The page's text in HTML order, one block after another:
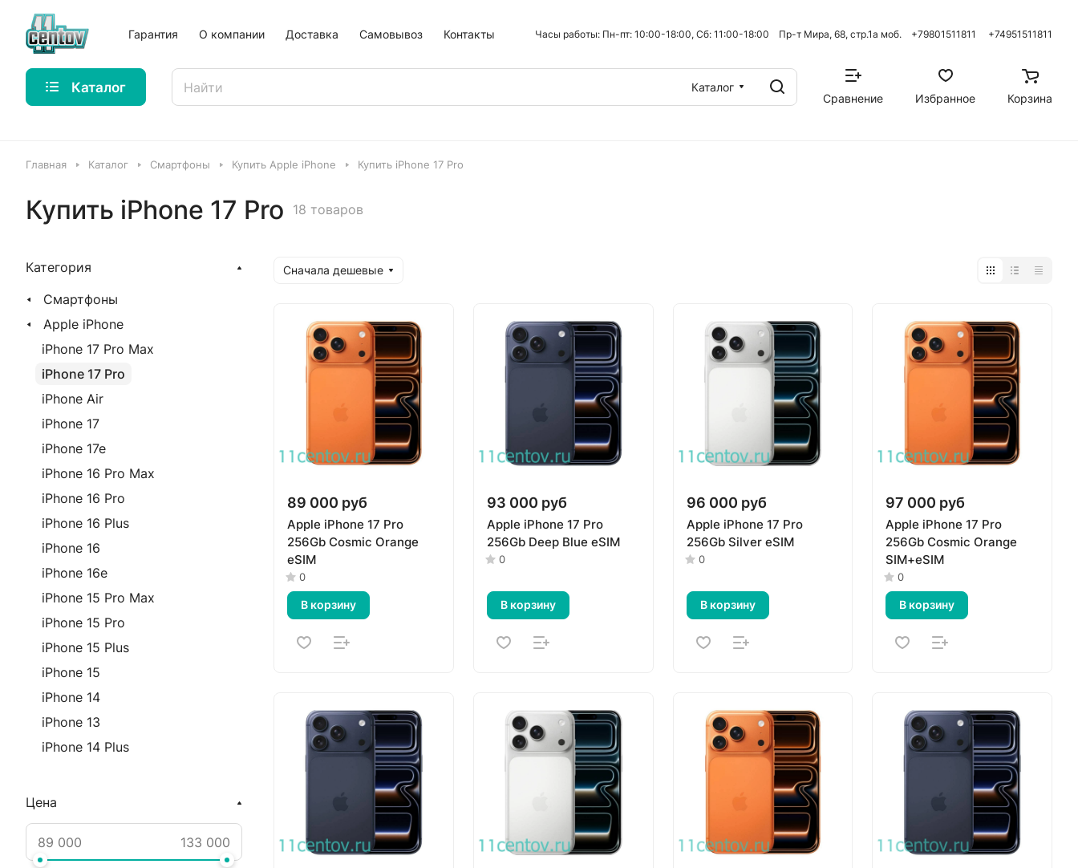
Гарантия О компании Доставка Самовывоз Контакты Часы работы: Пн-пт: 10:00-18:00, Сб: 11:00-18:00 Пр-т Мира, 68, стр.1а моб. +79801511811 +74951511811
Каталог
Каталог
Сравнение
Избранное Корзина
Главная Каталог Смартфоны Купить Apple iPhone Купить iPhone 17 Pro
Купить iPhone 17 Pro 18 товаров
Сначала дешевые
89 000 руб
Apple iPhone 17 Pro
256Gb Cosmic Orange
eSIM
0
В корзину
93 000 руб
Apple iPhone 17 Pro
256Gb Deep Blue eSIM
0
В корзину
96 000 руб
Apple iPhone 17 Pro
256Gb Silver eSIM
0
В корзину
97 000 руб
Apple iPhone 17 Pro
256Gb Cosmic Orange
SIM+eSIM
0
В корзину
Категория
Смартфоны
Apple iPhone
iPhone 17 Pro Max
iPhone 17 Pro
iPhone Air
iPhone 17
iPhone 17e
iPhone 16 Pro Max
iPhone 16 Pro
iPhone 16 Plus
iPhone 16
iPhone 16e
iPhone 15 Pro Max
iPhone 15 Pro
iPhone 15 Plus
iPhone 15
iPhone 14
iPhone 13
iPhone 14 Plus
Цена